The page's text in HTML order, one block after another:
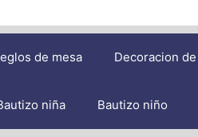
de mesa Decoracion
niña Bautizo niño